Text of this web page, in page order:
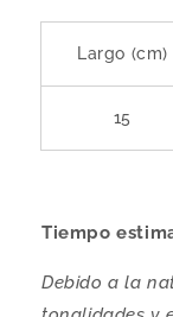
Largo (cm)
15
Tiempo
Debido a la